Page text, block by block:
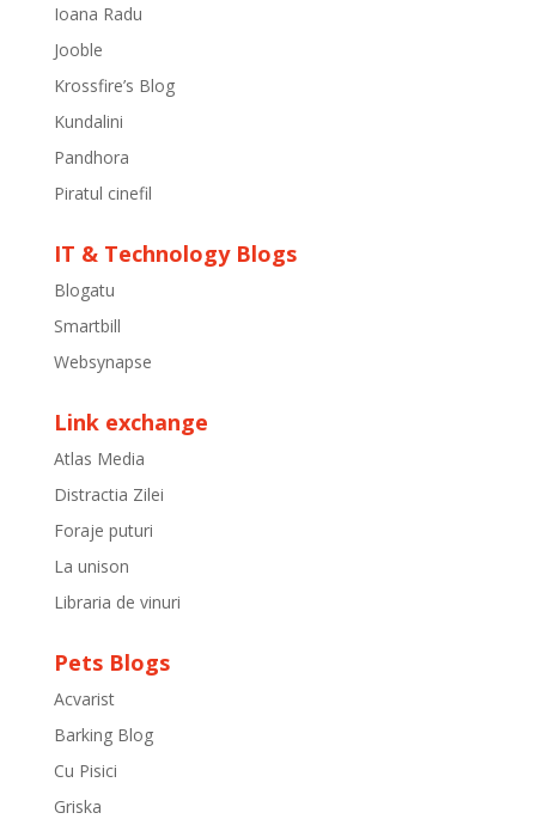
Ioana Radu
Jooble
Krossfire’s Blog
Kundalini
Pandhora
Piratul cinefil
IT & Technology Blogs
Blogatu
Smartbill
Websynapse
Link exchange
Atlas Media
Distractia Zilei
Foraje puturi
La unison
Libraria de vinuri
Pets Blogs
Acvarist
Barking Blog
Cu Pisici
Griska